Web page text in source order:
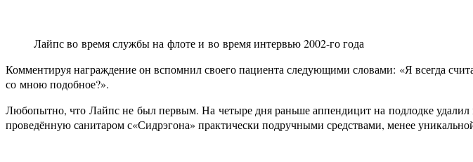
Лайпс во время службы на флоте и во время интервью 2002-го года
Комментируя награждение он вспомнил своего пациента следующими словами: «Я всегда
со мною подобное?».
Любопытно, что Лайпс не был первым. На четыре дня раньше аппендицит на подлодке удалил
проведённую санитаром с«Сидрэгона» практически подручными средствами, менее